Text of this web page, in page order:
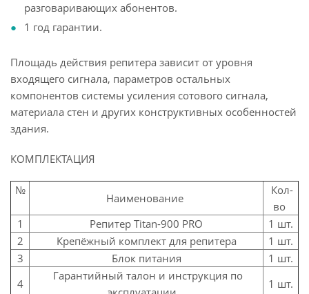
разговаривающих абонентов.
1 год гарантии.
Площадь действия репитера зависит от уровня
входящего сигнала, параметров остальных
компонентов системы усиления сотового сигнала,
материала стен и других конструктивных особенностей
здания.
КОМПЛЕКТАЦИЯ
№
Наименование
Кол-
во
1
Репитер Titan-900 PRO
1 шт.
2
Крепёжный комплект для репитера
1 шт.
3
Блок питания
1 шт.
4
Гарантийный талон и инструкция по
1 шт.